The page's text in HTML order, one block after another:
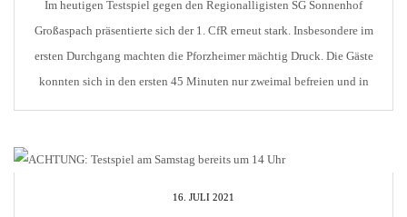
Im heutigen Testspiel gegen den Regionalligisten SG Sonnenhof
Großaspach präsentierte sich der 1. CfR erneut stark. Insbesondere im
ersten Durchgang machten die Pforzheimer mächtig Druck. Die Gäste
konnten sich in den ersten 45 Minuten nur zweimal befreien und in
16. JULI 2021